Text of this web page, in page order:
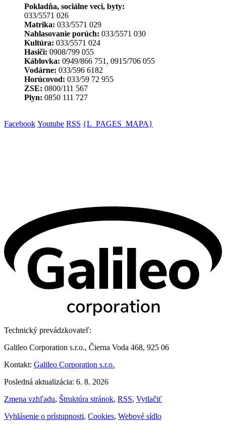
Pokladňa, sociálne veci, byty:
033/5571 026
Matrika: 033/5571 029
Nahlasovanie porúch: 033/5571 030
Kultúra: 033/5571 024
Hasiči: 0908/799 055
Káblovka: 0949/866 751, 0915/706 055
Vodárne: 033/596 6182
Horúcovod: 033/59 72 955
ZSE: 0800/111 567
Plyn: 0850 111 727
Facebook Youtube RSS {L_PAGES_MAPA}
Technický prevádzkovateľ:
Galileo Corporation s.r.o., Čierna Voda 468, 925 06
Kontakt: Galileo Corporation s.r.o.
Posledná aktualizácia: 6. 8. 2026
Zmena vzhľadu, Štruktúra stránok, RSS, Vytlačiť
Vyhlásenie o prístupnosti, Cookies, Webové sídlo